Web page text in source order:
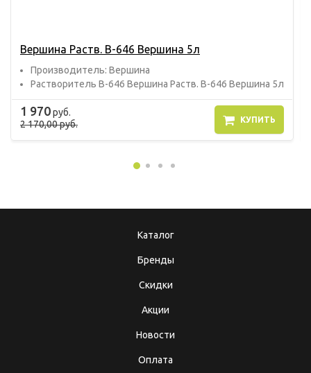
Вершина Раств. В-646 Вершина 5л
Прoизвoдитель: Вершина
Растворитель В-646 Вершина Раств. В-646 Вершина 5л
1 970руб.
2 170,00 руб.
КУПИТЬ
Каталог
Бренды
Скидки
Акции
Новости
Оплата